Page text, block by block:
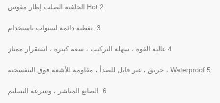
2.Hot الجلفنة الصلب إطار مقوس
3. تغطية دائمة لسنوات باستخدام
4.عالية القوة ، سهلة التركيب ، سعة كبيرة ، استقرار ممتاز
5.Waterproof ، حريق ، غير قابل للصدأ ، مقاومة للأشعة فوق البنفسجية
6. الصانع المباشر ، وسرعة التسليم